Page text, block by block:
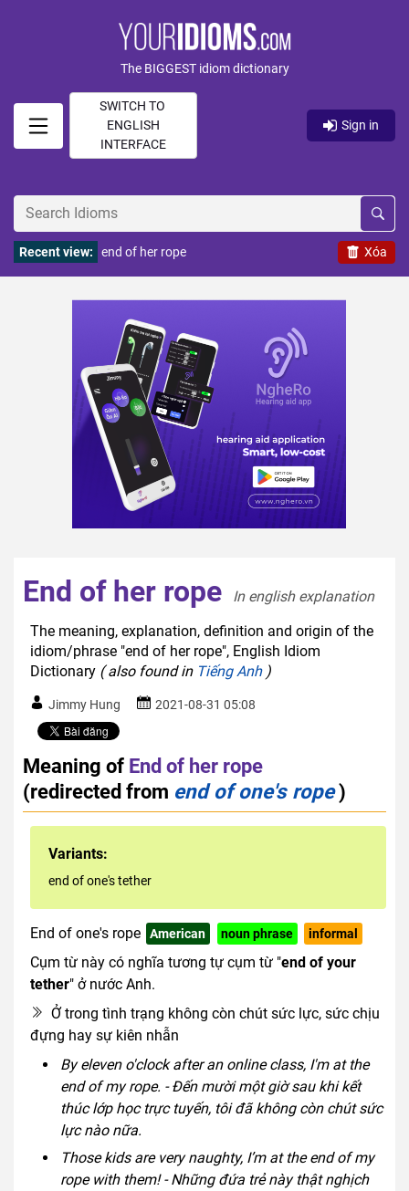
The BIGGEST idiom dictionary
SWITCH TO
ENGLISH
INTERFACE
Sign in
Xóa
Recent view: end of her rope
End of her rope
In english explanation
The meaning, explanation, definition and origin of the
idiom/phrase "end of her rope", English Idiom
Dictionary ( also found in Tiếng Anh)
Jimmy Hung 2021-08-31 05:08
Meaning of End of her rope
(redirected from end of one's rope)
Variants:
end of one's tether
End of one's rope American noun phrase informal
Cụm từ này có nghĩa tương tự cụm từ "end of your
tether" ở nước Anh.
Ở trong tình trạng không còn chút sức lực, sức chịu
đựng hay sự kiên nhẫn
By eleven o'clock after an online class, I'm at the
end of my rope. - Đến mười một giờ sau khi kết
thúc lớp học trực tuyến, tôi đã không còn chút sức
lực nào nữa.
Those kids are very naughty, I’m at the end of my
rope with them! - Những đứa trẻ này thật nghịch